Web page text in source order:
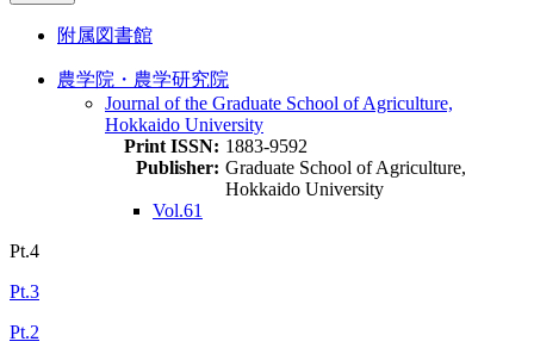
附属図書館
農学院・農学研究院
Journal of the Graduate School of Agriculture,
Hokkaido University
Print ISSN: 1883-9592
Publisher: Graduate School of Agriculture,
Hokkaido University
Vol.61
Pt.4
Pt.3
Pt.2